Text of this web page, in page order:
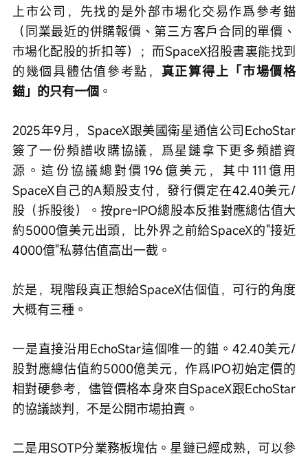
上市公司，先找的是外部市場化交易作爲參考錨
（同業最近的併購報價、第三方客戶合同的單價、
市場化配股的折扣等）；而SpaceX招股書裏能找到
的幾個具體估值參考點， 真正算得上「市場價格
錨」的只有一個 。
2025年9月，SpaceX跟美國衛星通信公司EchoStar
簽了一份頻譜收購協議，爲星鏈拿下更多頻譜資
源。這份協議總對價196億美元，其中111億用
SpaceX自己的A類股支付，發行價定在42.40美元/
股（拆股後）。按pre-IPO總股本反推對應總估值大
約5000億美元出頭，比外界之前給SpaceX的"接近
4000億"私募估值高出一截。
於是，現階段真正想給SpaceX估個值，可行的角度
大概有三種。
一是直接沿用EchoStar這個唯一的錨。42.40美元/
股對應總估值約5000億美元，作爲IPO初始定價的
相對硬參考，儘管價格本身來自SpaceX跟EchoStar
的協議談判，不是公開市場拍賣。
二是用SOTP分業務板塊估。星鏈已經成熟，可以參